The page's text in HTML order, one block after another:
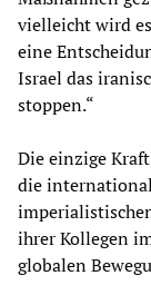
vielleicht wird
eine
Israel das
stoppen.“
Die einzige
die
ihrer Kollegen
globalen